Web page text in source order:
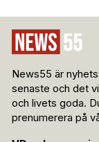
News55 är
senaste och det
och livets goda.
prenumerera på